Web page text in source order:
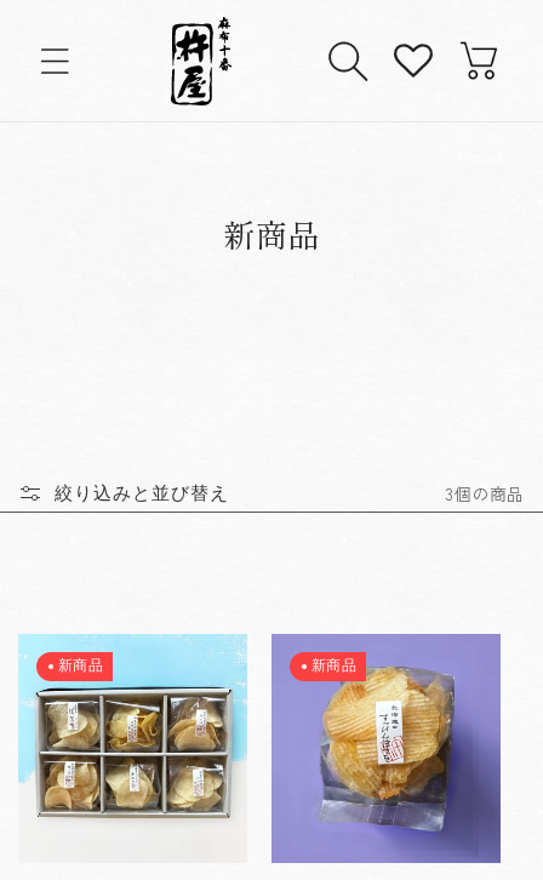
ー
コ
ン
新商品
絞り込みと並び替え 3個の商品
新商品 新商品